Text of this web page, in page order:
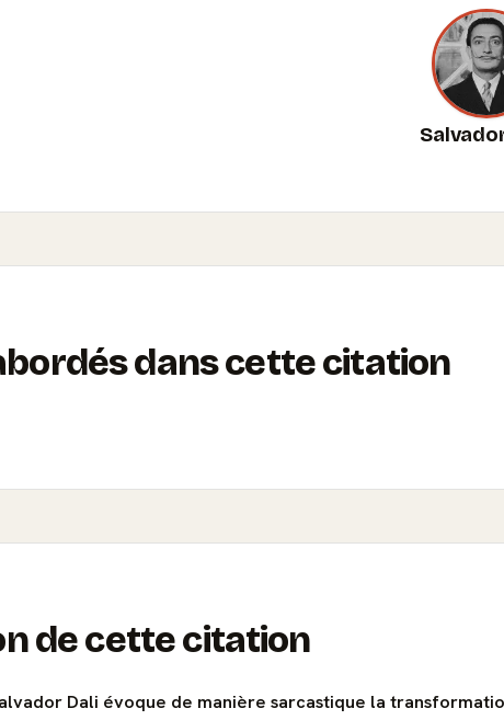
dans cette citation
de cette citation
Dali évoque de manière sarcastique la